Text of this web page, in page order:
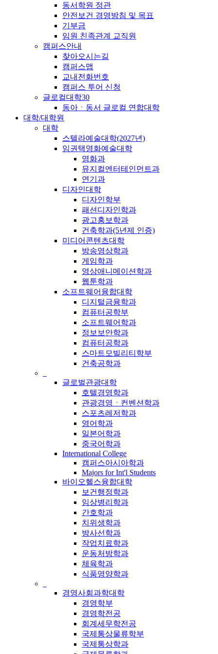
동서학원 정관
안전보건 경영방침 및 목표
기부금
임원 친족관계 교직원
캠퍼스안내
찾아오시는길
캠퍼스맵
교내전화번호
캠퍼스 투어 신청
글로컬대학30
동아ㆍ동서 글로컬 연합대학
대학/대학원
대학
스텔라예술대학(2027년)
임권택영화예술대학
영화과
뮤지컬엔터테인먼트과
연기과
디자인대학
디자인학부
패션디자인학과
광고홍보학과
건축학과(5년제 인증)
미디어콘텐츠대학
방송영상학과
게임학과
영상애니메이션학과
웹툰학과
소프트웨어융합대학
디지털금융학과
컴퓨터공학부
소프트웨어학과
정보보안학과
컴퓨터공학과
스마트모빌리티학부
건축공학과
글로벌관광대학
호텔경영학과
관광경영ㆍ컨벤션학과
스포츠레저학과
영어학과
일본어학과
중국어학과
International College
캠퍼스아시아학과
Majors for Int'l Students
바이오헬스융합대학
보건행정학과
임상병리학과
간호학과
치위생학과
방사선학과
작업치료학과
운동처방학과
체육학과
식품영양학과
경영사회과학대학
경영학부
경영학전공
회계세무학전공
국제통상물류학부
국제통상학과